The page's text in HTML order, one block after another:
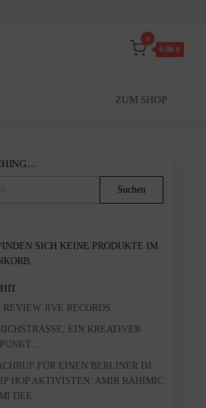
0
0,00 €
ZUM SHOP
SICH KEINE PRODUKTE IM
REVIEW JIVE RECORDS
EIN KREATIVER T
FÜR EINEN BERLINER DJ
HOP AKTIVISTEN: AMIR RAHIMIC
DEE